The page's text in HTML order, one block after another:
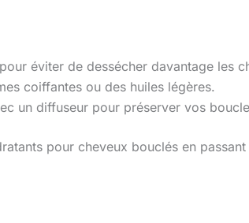
éviter de dessécher davantage les
coiffantes ou des huiles légères.
un diffuseur pour préserver vos
pour cheveux bouclés en